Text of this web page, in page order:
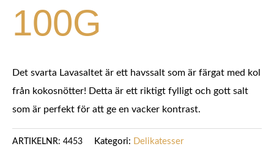
100G
Det svarta Lavasaltet är ett havssalt som är färgat med kol
från kokosnötter! Detta är ett riktigt fylligt och gott salt
som är perfekt för att ge en vacker kontrast.
ARTIKELNR: 4453 Kategori: Delikatesser